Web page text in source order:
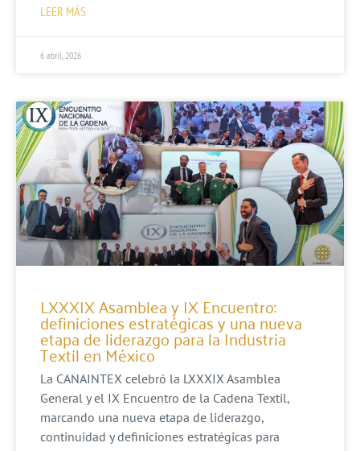
LEER MÁS
6 abril, 2026
LXXXIX Asamblea y IX Encuentro:
definiciones estratégicas y una nueva
etapa de liderazgo para la Industria
Textil en México
La CANAINTEX celebró la LXXXIX Asamblea
General y el IX Encuentro de la Cadena Textil,
marcando una nueva etapa de liderazgo,
continuidad y definiciones estratégicas para